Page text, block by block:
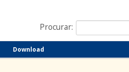
Procurar:
Download